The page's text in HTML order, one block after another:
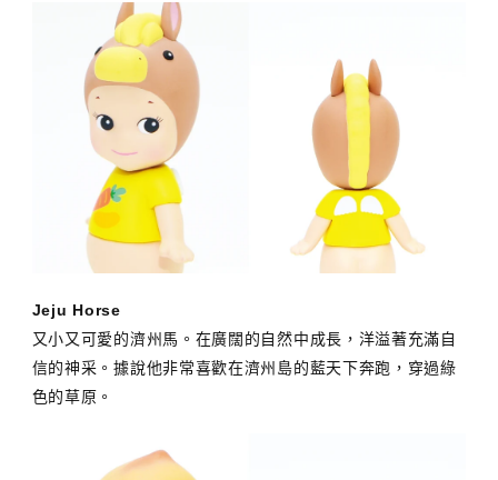
Jeju Horse
又小又可愛的濟州馬。在廣闊的自然中成長，洋溢著充滿自
信的神采。據說他非常喜歡在濟州島的藍天下奔跑，穿過綠
色的草原。